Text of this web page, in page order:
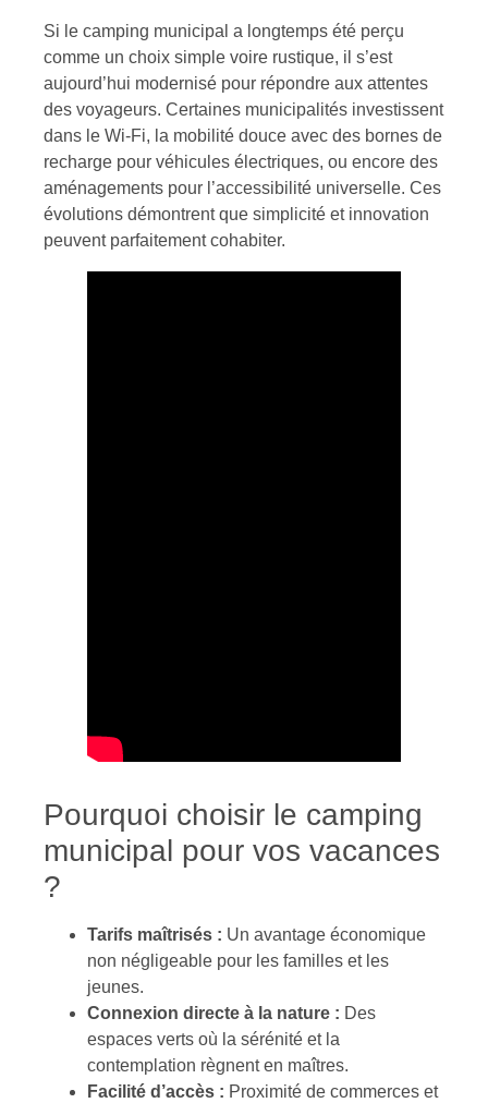
Si le camping municipal a longtemps été perçu
comme un choix simple voire rustique, il s’est
aujourd’hui modernisé pour répondre aux attentes
des voyageurs. Certaines municipalités investissent
dans le Wi-Fi, la mobilité douce avec des bornes de
recharge pour véhicules électriques, ou encore des
aménagements pour l’accessibilité universelle. Ces
évolutions démontrent que simplicité et innovation
peuvent parfaitement cohabiter.
Pourquoi choisir le camping
municipal pour vos vacances
?
Tarifs maîtrisés : Un avantage économique
non négligeable pour les familles et les
jeunes.
Connexion directe à la nature : Des
espaces verts où la sérénité et la
contemplation règnent en maîtres.
Facilité d’accès : Proximité de commerces et